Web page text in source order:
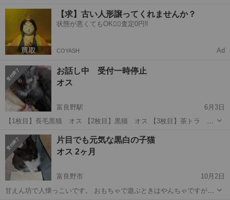
日かけっこしてます 2026年3月生まれです 車で1時間位の場所ならお
届け出来ます
北海道 富良野市 富良野駅 猫
【求】古い人形譲ってくれませんか？
状態が悪くてもOK🙆‍♀️査定0円‼️
COYASH Ad
お話し中 受付一時停止
オス
富良野駅
6月3日
【1枚目】長毛黒猫 オス 【2枚目】黒猫 オス 【3枚目】茶トラ メ
気でご飯もカリカリたべてます トイレもちゃんとできます 車で1時間
位ならお届け出来ま...
北海道 富良野市 富良野駅 猫
片目でも元気な黒白の子猫
オス 2ヶ月
富良野市
10月2日
甘えん坊で人懐っこいです。 おもちゃで遊ぶときはやんちゃですが、